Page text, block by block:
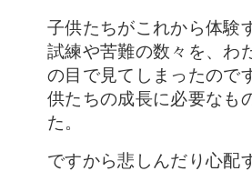
子供たちがこれから体験
試練や苦難の数々を、わ
の目で見てしまったので
供たちの成長に必要なも
た。
ですから悲しんだり心配